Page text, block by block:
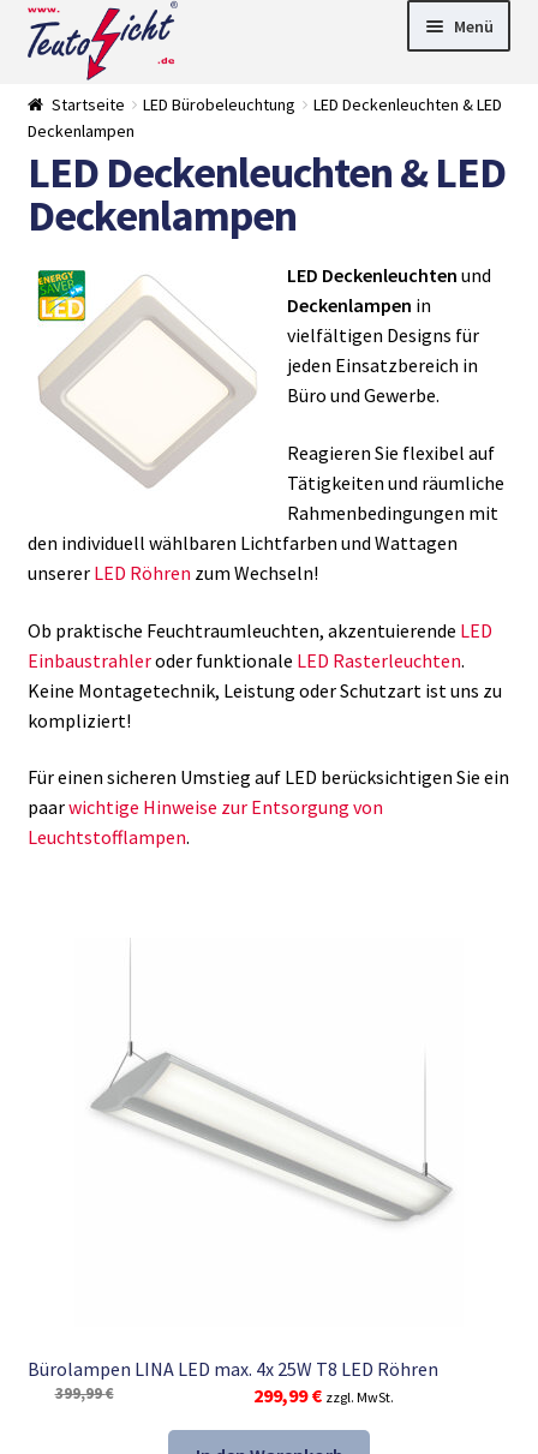
Zur
Navigation
springen
Springe
zum
Menü
► LED Panel
►
Downlights
►
Deckenleuch
►
Leuchtmittel
►
Versandarten
► Zahlarten
Startseite LED Bürobeleuchtung
LED Deckenleuchten & LED
Deckenlampen
LED Deckenleuchten & LED
Deckenlampen
LED Deckenleuchten und
Deckenlampen in
vielfältigen Designs für
jeden Einsatzbereich in
Büro und Gewerbe.
Reagieren Sie flexibel auf
Tätigkeiten und räumliche
Rahmenbedingungen mit
den individuell wählbaren Lichtfarben und Wattagen
unserer LED Röhren zum Wechseln!
Ob praktische Feuchtraumleuchten, akzentuierende LED
Einbaustrahleroder funktionale LED Rasterleuchten.
Keine Montagetechnik, Leistung oder Schutzart ist uns zu
kompliziert!
Für einen sicheren Umstieg auf LED berücksichtigen Sie ein
paarwichtige Hinweise zur Entsorgung von
Leuchtstofflampen.
Bürolampen LINA LED max. 4x 25W T8 LED Röhren
399,99€
Ursprünglicher
299,99€Aktueller
zzgl. MwSt.